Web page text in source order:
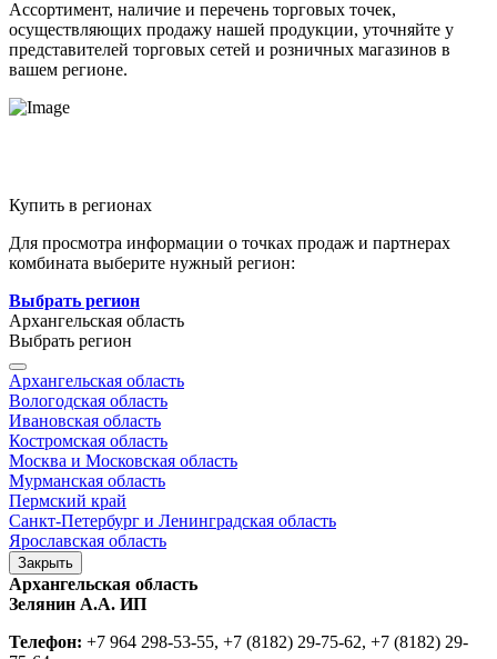
Ассортимент, наличие и перечень торговых точек,
осуществляющих продажу нашей продукции, уточняйте у
представителей торговых сетей и розничных магазинов в
вашем регионе.
Купить в регионах
Для просмотра информации о точках продаж и партнерах
комбината выберите нужный регион:
Выбрать регион
Архангельская область
Выбрать регион
Архангельская область
Вологодская область
Ивановская область
Костромская область
Москва и Московская область
Мурманская область
Пермский край
Санкт-Петербург и Ленинградская область
Ярославская область
Закрыть
Архангельская область
Зелянин А.А. ИП
Телефон: +7 964 298-53-55, +7 (8182) 29-75-62, +7 (8182) 29-